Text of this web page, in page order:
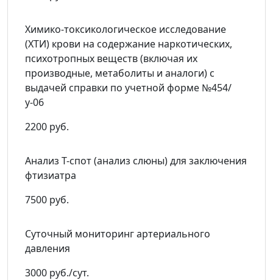
Химико-токсикологическое исследование
(ХТИ) крови на содержание наркотических,
психотропных веществ (включая их
производные, метаболиты и аналоги) с
выдачей справки по учетной форме №454/
у-06
2200 руб.
Анализ Т-спот (анализ слюны) для заключения
фтизиатра
7500 руб.
Суточный мониторинг артериального
давления
3000 руб./сут.